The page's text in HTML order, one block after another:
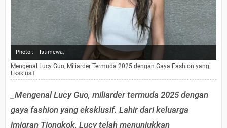
Photo : Istimewa,
Mengenal Lucy Guo, Miliarder Termuda 2025 dengan Gaya Fashion yang
Eksklusif
_Mengenal Lucy Guo, miliarder termuda 2025 dengan
gaya fashion yang eksklusif. Lahir dari keluarga
imigran Tiongkok, Lucy telah menunjukkan